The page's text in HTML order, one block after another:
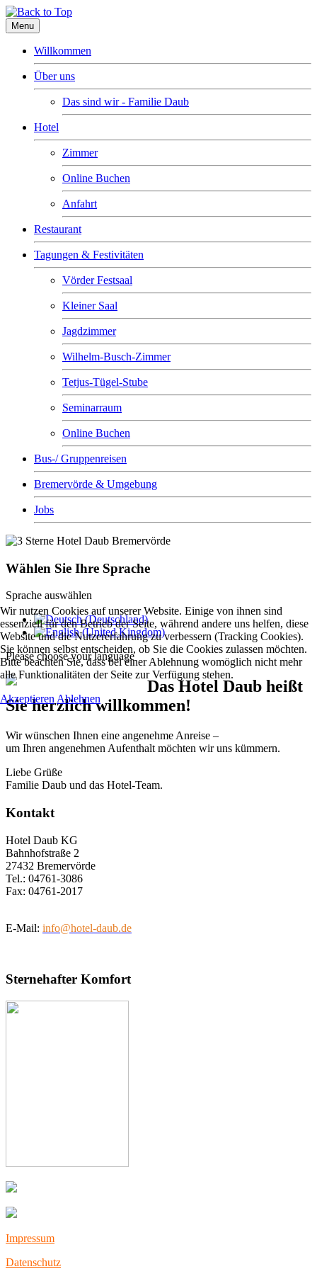
Menu
Willkommen
Über uns
Das sind wir - Familie Daub
Hotel
Zimmer
Online Buchen
Anfahrt
Restaurant
Tagungen & Festivitäten
Vörder Festsaal
Kleiner Saal
Jagdzimmer
Wilhelm-Busch-Zimmer
Tetjus-Tügel-Stube
Seminarraum
Online Buchen
Bus-/ Gruppenreisen
Bremervörde & Umgebung
Jobs
Wählen Sie Ihre Sprache
Sprache auswählen
Please choose your language
Das Hotel Daub heißt
Sie herzlich willkommen!
Wir wünschen Ihnen eine angenehme Anreise –
um Ihren angenehmen Aufenthalt möchten wir uns kümmern.
Liebe Grüße
Familie Daub und das Hotel-Team.
Kontakt
Hotel Daub KG
Bahnhofstraße 2
27432 Bremervörde
Tel.: 04761-3086
Fax: 04761-2017
E-Mail: info@hotel-daub.de
Sternehafter Komfort
Impressum
Datenschutz
Wir nutzen Cookies auf unserer Website. Einige von ihnen sind
essenziell für den Betrieb der Seite, während andere uns helfen, diese
Website und die Nutzererfahrung zu verbessern (Tracking Cookies).
Sie können selbst entscheiden, ob Sie die Cookies zulassen möchten.
Bitte beachten Sie, dass bei einer Ablehnung womöglich nicht mehr
alle Funktionalitäten der Seite zur Verfügung stehen.
Akzeptieren Ablehnen